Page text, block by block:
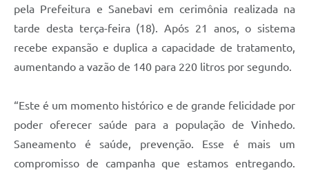
pela Prefeitura e Sanebavi em cerimônia realizada na
tarde desta terça-feira (18). Após 21 anos, o sistema
recebe expansão e duplica a capacidade de tratamento,
aumentando a vazão de 140 para 220 litros por segundo.
“Este é um momento histórico e de grande felicidade por
poder oferecer saúde para a população de Vinhedo.
Saneamento é saúde, prevenção. Esse é mais um
compromisso de campanha que estamos entregando.